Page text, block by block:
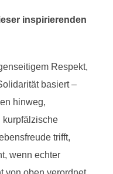
inspirierenden
Respekt,
basiert –
hinweg,
kurpfälzische
trifft,
wenn echter